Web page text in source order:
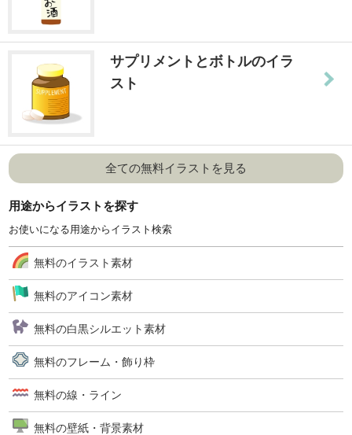
サプリメントとボトルのイラ
スト
全ての無料イラストを見る
用途からイラストを探す
お使いになる用途からイラスト検索
無料のイラスト素材
無料のアイコン素材
無料の白黒シルエット素材
無料のフレーム・飾り枠
無料の線・ライン
無料の壁紙・背景素材